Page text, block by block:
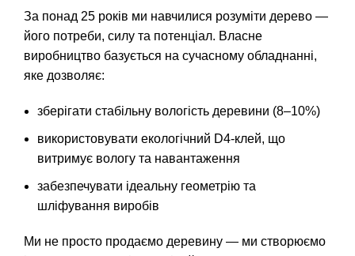
За понад 25 років ми навчилися розуміти дерево —
його потреби, силу та потенціал. Власне
виробництво базується на сучасному обладнанні,
яке дозволяє:
зберігати стабільну вологість деревини (8–10%)
використовувати екологічний D4-клей, що
витримує вологу та навантаження
забезпечувати ідеальну геометрію та
шліфування виробів
Ми не просто продаємо деревину — ми створюємо